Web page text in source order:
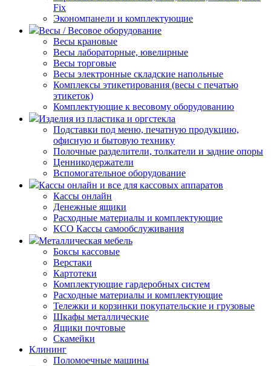
Fix
Экономпанели и комплектующие
Весы / Весовое оборудование
Весы крановые
Весы лабораторные, ювелирные
Весы торговые
Весы электронные складские напольные
Комплексы этикетирования (весы с печатью
этикеток)
Комплектующие к весовому оборудованию
Изделия из пластика и оргстекла
Подставки под меню, печатную продукцию,
офисную и бытовую технику
Полочные разделители, толкатели и задние опоры
Ценникодержатели
Вспомогательное оборудование
Кассы онлайн и все для кассовых аппаратов
Кассы онлайн
Денежные ящики
Расходные материалы и комплектующие
КСО Кассы самообслуживания
Металлическая мебель
Боксы кассовые
Верстаки
Картотеки
Комплектующие гардеробных систем
Расходные материалы и комплектующие
Тележки и корзинки покупательские и грузовые
Шкафы металлические
Ящики почтовые
Скамейки
Клининг
Поломоечные машины